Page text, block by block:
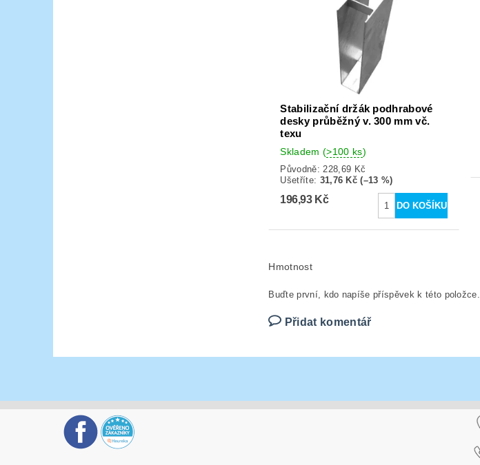
Stabilizační držák podhrabové
desky průběžný v. 300 mm vč.
texu
Skladem (>100 ks)
Původně:228,69 Kč
Ušetříte: 31,76 Kč (–13 %)
196,93 Kč
Hmotnost
Buďte první, kdo napíše příspěvek k této položce.
Přidat komentář